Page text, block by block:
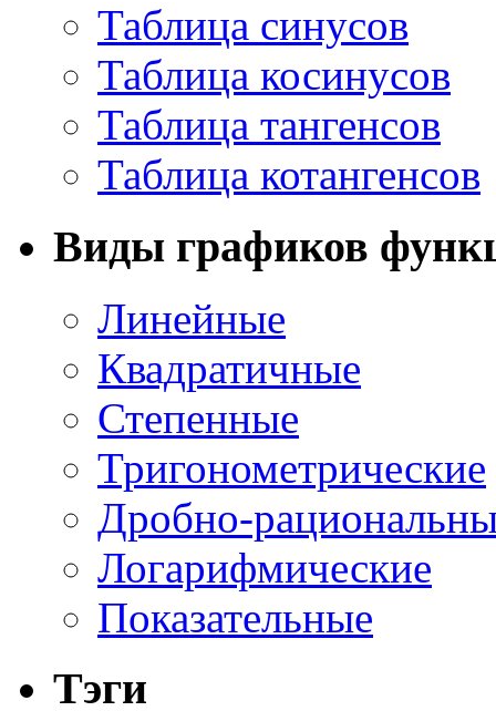
Таблица синусов
Таблица косинусов
Таблица тангенсов
Таблица котангенсов
Виды графиков
Линейные
Квадратичные
Степенные
Тригонометрические
Дробно-
Логарифмические
Показательные
Тэги